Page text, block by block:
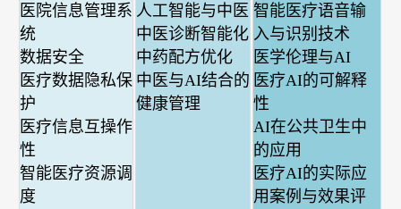
医院信息管理系
统
数据安全
医疗数据隐私保
护
医疗信息互操作
性
智能医疗资源调
度
人工智能与中医
中医诊断智能化
中药配方优化
中医与AI结合的
健康管理
智能医疗语音输
入与识别技术
医学伦理与AI
医疗AI的可解释
性
AI在公共卫生中
的应用
医疗AI的实际应
用案例与效果评